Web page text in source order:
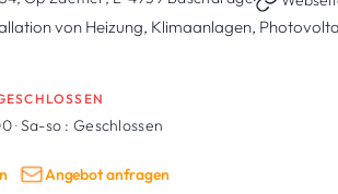
von Heizung, Klimaanlagen,
·Sa-so : Geschlossen
Angebot anfragen